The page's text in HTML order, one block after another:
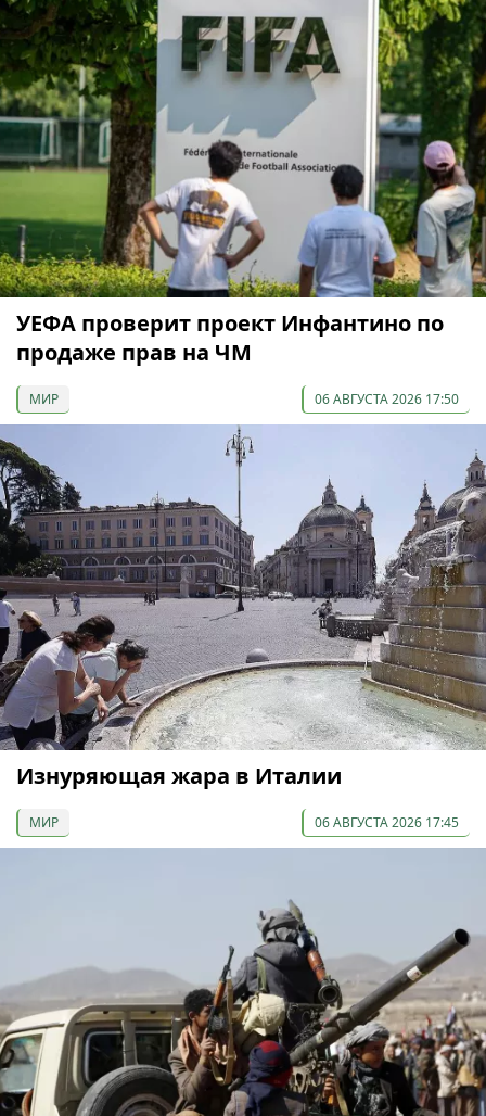
УЕФА проверит проект Инфантино по
продаже прав на ЧМ
МИР 06 АВГУСТА 2026 17:50
Изнуряющая жара в Италии
МИР 06 АВГУСТА 2026 17:45